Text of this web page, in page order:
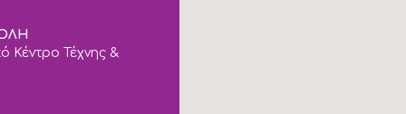
Κέντρο Τέχνης &